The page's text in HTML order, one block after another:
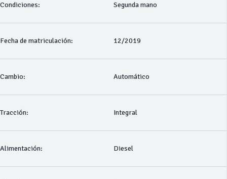
Condiciones: Segunda mano
Fecha de matriculación: 12/2019
Cambio: Automático
Tracción: Integral
Alimentación: Diesel